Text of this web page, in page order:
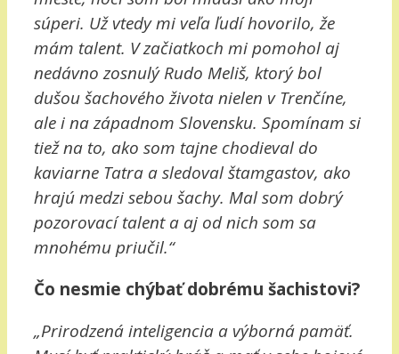
súperi. Už vtedy mi veľa ľudí hovorilo, že
mám talent. V začiatkoch mi pomohol aj
nedávno zosnulý Rudo Meliš, ktorý bol
dušou šachového života nielen v Trenčíne,
ale i na západnom Slovensku. Spomínam si
tiež na to, ako som tajne chodieval do
kaviarne Tatra a sledoval štamgastov, ako
hrajú medzi sebou šachy. Mal som dobrý
pozorovací talent a aj od nich som sa
mnohému priučil.“
Čo nesmie chýbať dobrému šachistovi?
„Prirodzená inteligencia a výborná pamäť.